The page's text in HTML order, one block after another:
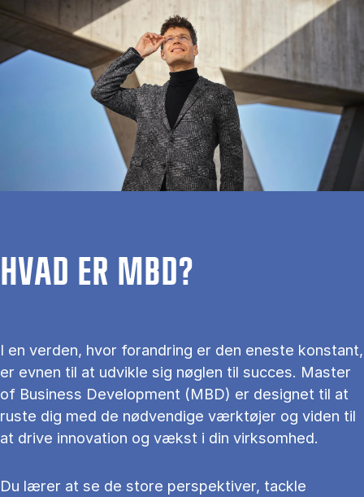
HVAD ER MBD?
I en verden, hvor forandring er den eneste konstant,
er evnen til at udvikle sig nøglen til succes. Master
of Business Development (MBD) er designet til at
ruste dig med de nødvendige værktøjer og viden til
at drive innovation og vækst i din virksomhed.
Du lærer at se de store perspektiver, tackle